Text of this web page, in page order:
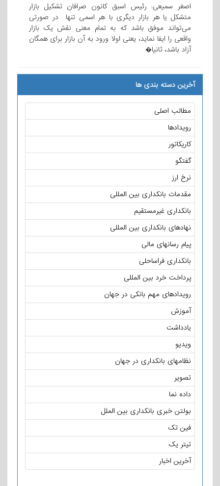
اصغر سمیعی: رئیس اسبق کانون صرافان تشکیل بازار
متشکل یا هر بازار دیگری با هر اسمی تنها در صورتی
می‌تواند موفق باشد که به تمام معنی نقش یک بازار
واقعی را ایفا نماید، یعنی اولا ورود به آن بازار برای همگان
آزاد باشد، ثانیا�
آخرین دسته بندی ها
مطالب اصلی
رویدادها
کاریکاتور
گفتگو
نرخ ارز
مقدمات بانکداری بین المللی
بانکداری غیرمستقیم
نهادهای بانکداری بین المللی
پیام رسانهای مالی
بانکداری فراساحلی
پرداخت خرد بین المللی
رویدادهای مهم بانکی در جهان
آموزش
یادداشت
ویدیو
نظامهای بانکداری در جهان
تصویر
داده نما
بولتن خبری بانکداری بین الملل
فین تک
تیتر یک
آخرین اخبار